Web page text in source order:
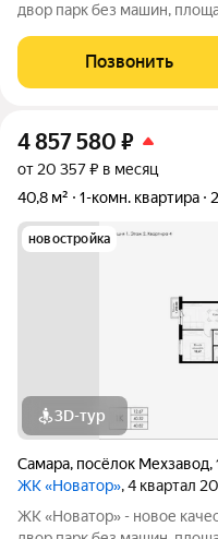
двор парк без машин, площадь 2 000 м. Здесь есть
спортивные зоны
высшем уровне: система
Позвонить
4 857 580 ₽
от 20 357 ₽ в месяц
40,8 м²
1-комн. квартира
новостройка
3D-тур
Самара, посёлок Мехзавод,
ЖК «Новатор», 4 квартал
ЖК «Новатор» - новое